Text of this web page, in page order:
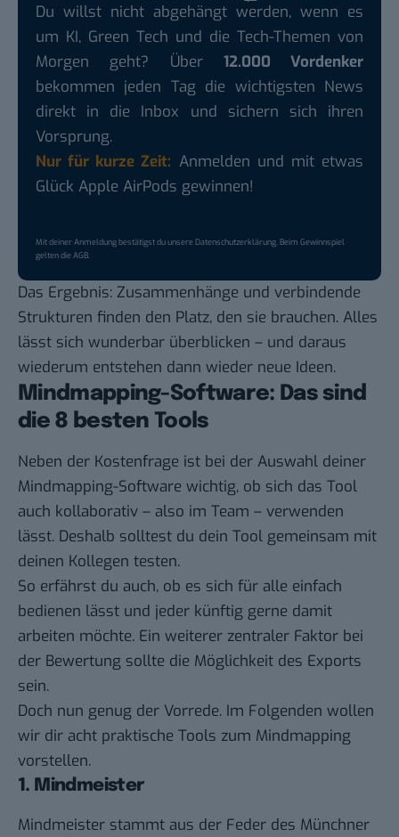
Du willst nicht abgehängt werden, wenn es
um KI, Green Tech und die Tech-Themen von
Morgen geht? Über 12.000 Vordenker
bekommen jeden Tag die wichtigsten News
direkt in die Inbox und sichern sich ihren
Vorsprung.
Nur für kurze Zeit: Anmelden und mit etwas
Glück Apple AirPods gewinnen!
Mit deiner Anmeldung bestätigst du unsereDatenschutzerklärung. Beim Gewinnspiel
gelten dieAGB.
Das Ergebnis: Zusammenhänge und verbindende
Strukturen finden den Platz, den sie brauchen. Alles
lässt sich wunderbar überblicken – und daraus
wiederum entstehen dann wieder neue Ideen.
Mindmapping-Software: Das sind
die 8 besten Tools
Neben der Kostenfrage ist bei der Auswahl deiner
Mindmapping-Software wichtig, ob sich das Tool
auch kollaborativ – also im Team – verwenden
lässt. Deshalb solltest du dein Tool gemeinsam mit
deinen Kollegen testen.
So erfährst du auch, ob es sich für alle einfach
bedienen lässt und jeder künftig gerne damit
arbeiten möchte. Ein weiterer zentraler Faktor bei
der Bewertung sollte die Möglichkeit des Exports
sein.
Doch nun genug der Vorrede. Im Folgenden wollen
wir dir acht praktische Tools zum Mindmapping
vorstellen.
1. Mindmeister
Mindmeister stammt aus der Feder des Münchner